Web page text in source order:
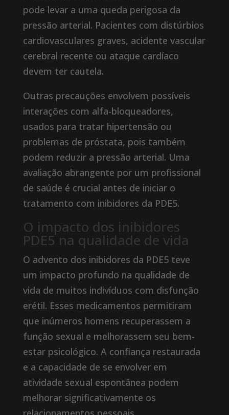
pode levar a uma queda perigosa da
pressão arterial. Pacientes com distúrbios
cardiovasculares graves, acidente vascular
cerebral recente ou ataque cardíaco
devem ter cautela.
Outras precauções envolvem possíveis
interações com alfa-bloqueadores,
usados ​​​​para tratar hipertensão ou
problemas de próstata, pois também
podem reduzir a pressão arterial. Uma
avaliação abrangente por um profissional
de saúde é crucial antes de iniciar o
tratamento com inibidores da PDE5.
O impacto dos inibidores
PDE5 na qualidade de vida
O advento dos inibidores da PDE5 teve
um impacto profundo na qualidade de
vida de muitos indivíduos com disfunção
erétil. Esses medicamentos permitiram
que inúmeros homens recuperassem a
função sexual e melhorassem seu bem-
estar psicológico. A confiança restaurada
e a capacidade de se envolver em
atividade sexual espontânea podem
melhorar significativamente os